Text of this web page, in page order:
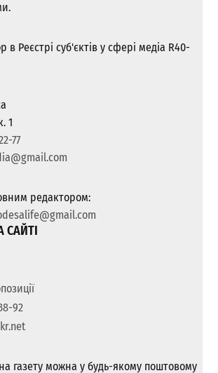
в Реєстрі суб'єктів у сфері медіа R40-
1
77
редактором:
САЙТІ
92
газету можна у будь-якому поштовому